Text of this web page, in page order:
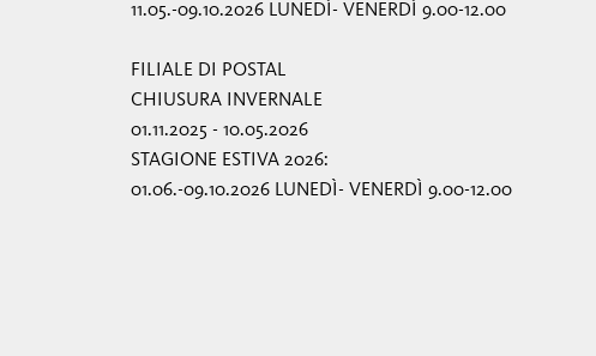
11.05.-09.10.2026 LUNEDÌ- VENERDÌ 9.00-12.00
FILIALE DI POSTAL
CHIUSURA INVERNALE
01.11.2025 - 10.05.2026
STAGIONE ESTIVA 2026:
01.06.-09.10.2026 LUNEDÌ- VENERDÌ 9.00-12.00